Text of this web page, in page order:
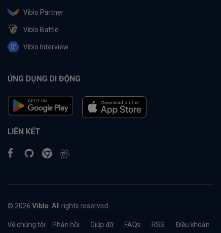
Viblo Partner
Viblo Battle
Viblo Interview
ỨNG DỤNG DI ĐỘNG
LIÊN KẾT
© 2026 Viblo . All rights reserved.
Về chúng tôi Phản hồi Giúp đỡ FAQs RSS Điều khoản